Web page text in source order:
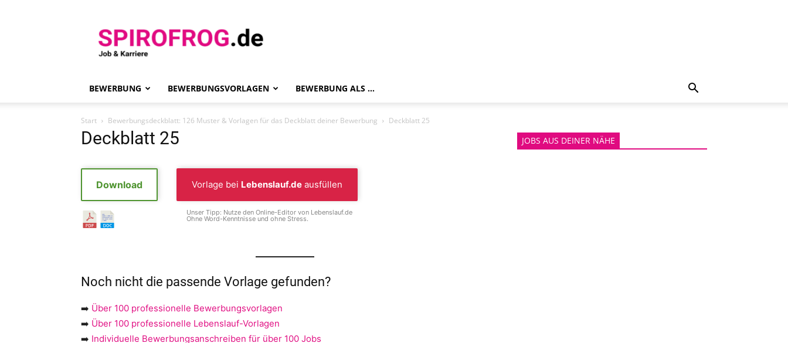
BEWERBUNG BEWERBUNGSVORLAGEN BEWERBUNG ALS …
Start Bewerbungsdeckblatt: 126 Muster & Vorlagen für das Deckblatt deiner Bewerbung Deckblatt 25
Deckblatt 25
Download Vorlage bei Lebenslauf.de ausfüllen
Unser Tipp: Nutze den Online-Editor von Lebenslauf.de
Ohne Word-Kenntnisse und ohne Stress.
Noch nicht die passende Vorlage gefunden?
➡️ Über 100 professionelle Bewerbungsvorlagen
➡️ Über 100 professionelle Lebenslauf-Vorlagen
➡️ Individuelle Bewerbungsanschreiben für über 100 Jobs
JOBS AUS DEINER NÄHE